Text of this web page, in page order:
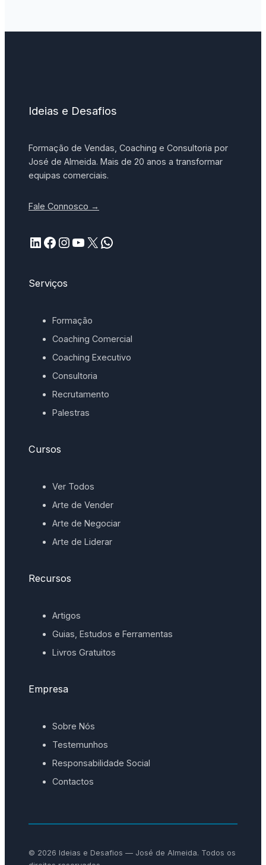
Ideias e Desafios
Formação de Vendas, Coaching e Consultoria por
José de Almeida. Mais de 20 anos a transformar
equipas comerciais.
Fale Connosco →
LinkedIn Facebook InstagramYouTube X WhatsApp
Serviços
Formação
Coaching Comercial
Coaching Executivo
Consultoria
Recrutamento
Palestras
Cursos
Ver Todos
Arte de Vender
Arte de Negociar
Arte de Liderar
Recursos
Artigos
Guias, Estudos e Ferramentas
Livros Gratuitos
Empresa
Sobre Nós
Testemunhos
Responsabilidade Social
Contactos
© 2026 Ideias e Desafios — José de Almeida. Todos os